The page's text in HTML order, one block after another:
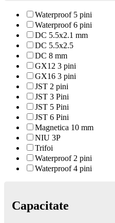
Waterproof 5 pini
Waterproof 6 pini
DC 5.5x2.1 mm
DC 5.5x2.5
DC 8 mm
GX12 3 pini
GX16 3 pini
JST 2 pini
JST 3 Pini
JST 5 Pini
JST 6 Pini
Magnetica 10 mm
NIU 3P
Trifoi
Waterproof 2 pini
Waterproof 4 pini
Capacitate